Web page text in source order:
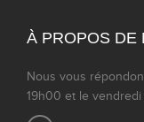
À PROPOS DE
Nous vous
19h00 et le